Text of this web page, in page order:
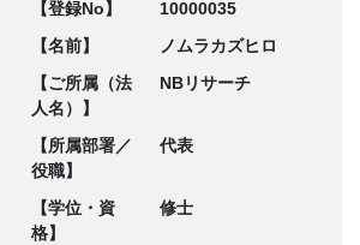
【登録No】
10000035
【名前】
ノムラカズヒロ
【ご所属（法
人名）】
NBリサーチ
【所属部署／
役職】
代表
【学位・資
格】
修士